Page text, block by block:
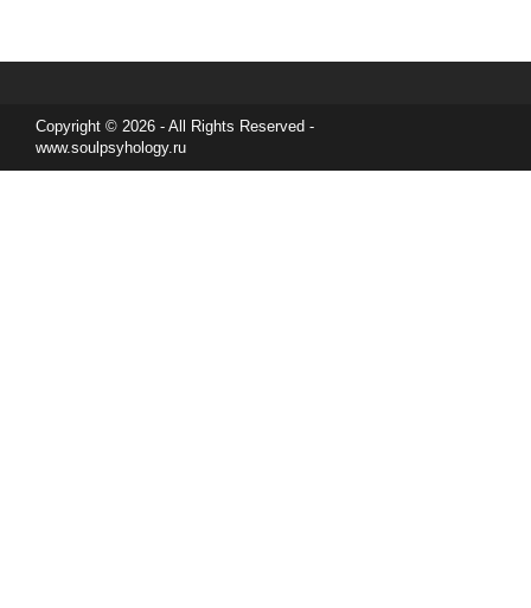
Copyright © 2026 - All Rights Reserved -
www.soulpsyhology.ru